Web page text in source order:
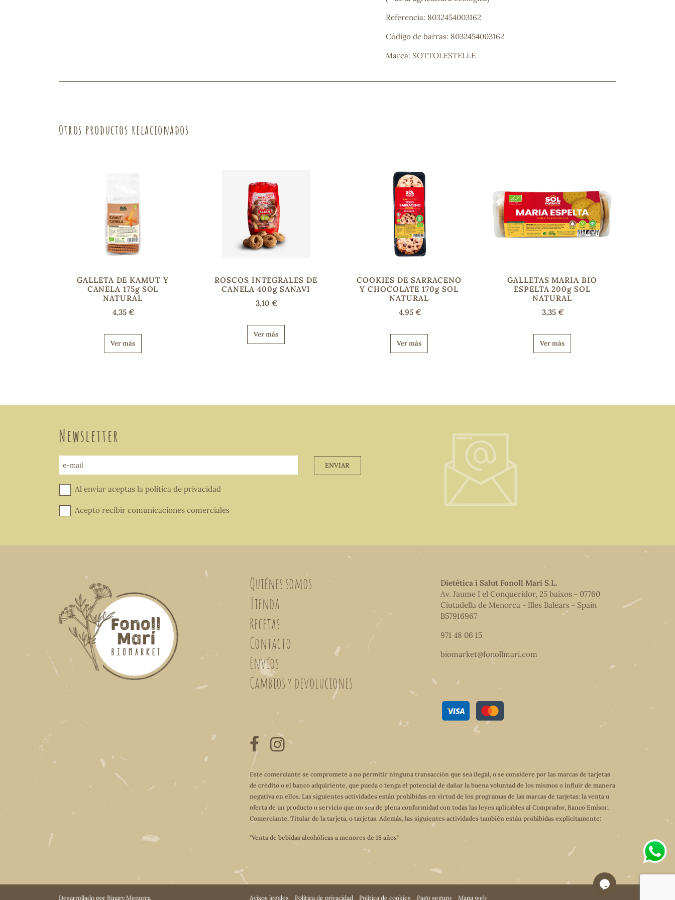
Referencia: 8032454003162
Código de barras: 8032454003162
Marca: SOTTOLESTELLE
Otros productos relacionados
GALLETA DE KAMUT Y
CANELA 175g SOL
NATURAL
4,35 €
Ver más
ROSCOS INTEGRALES DE
CANELA 400g SANAVI
3,10 €
Ver más
COOKIES DE SARRACENO
Y CHOCOLATE 170g SOL
NATURAL
4,95 €
Ver más
GALLETAS MARIA BIO
ESPELTA 200g SOL
NATURAL
3,35 €
Ver más
Newsletter
e-mail ENVIAR
Al enviar aceptas la política de privacidad
Acepto recibir comunicaciones comerciales
Quiénes somos
Tienda
Recetas
Contacto
Envíos
Cambios y devoluciones
Dietètica i Salut Fonoll Marí S.L.
Av. Jaume I el Conqueridor, 25 baixos - 07760
Ciutadella de Menorca - Illes Balears - Spain
B57916967
971 48 06 15
biomarket@fonollmari.com
Este comerciante se compromete a no permitir ninguna transacción que sea ilegal, o se considere por las marcas de tarjetas
de crédito o el banco adquiriente, que pueda o tenga el potencial de dañar la buena voluntad de los mismos o influir de manera
negativa en ellos. Las siguientes actividades están prohibidas en virtud de los programas de las marcas de tarjetas: la venta u
oferta de un producto o servicio que no sea de plena conformidad con todas las leyes aplicables al Comprador, Banco Emisor,
Comerciante, Titular de la tarjeta, o tarjetas. Además, las siguientes actividades también están prohibidas explícitamente:
"Venta de bebidas alcohólicas a menores de 18 años"
Desarrollado por Binary Menorca Avisos legales Política de privacidad Política de cookies Pago seguro Mapa web